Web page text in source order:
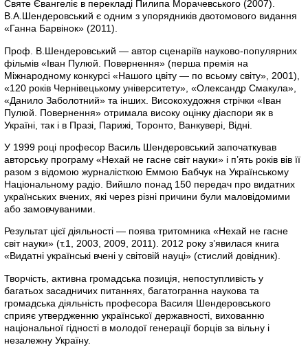
Святе Євангеліє в перекладі Пилипа Морачевського (2007).
В.А.Шендеровський є одним з упорядників двотомового видання
«Ганна Барвінок» (2011).
Проф. В.Шендеровський — автор сценаріїв науково-популярних
фільмів «Іван Пулюй. Повернення» (перша премія на
Міжнародному конкурсі «Нашого цвіту — по всьому світу», 2001),
«120 років Чернівецькому університету», «Олександр Смакула»,
«Данило Заболотний» та інших. Високохудожня стрічки «Іван
Пулюй. Повернення» отримала високу оцінку діаспори як в
Україні, так і в Празі, Парижі, Торонто, Ванкувері, Відні.
У 1999 році професор Василь Шендеровський започаткував
авторську програму «Нехай не гасне світ науки» і п’ять років вів її
разом з відомою журналісткою Еммою Бабчук на Українському
Національному радіо. Вийшло понад 150 передач про видатних
українських вчених, які через різні причини були маловідомими
або замовчуваними.
Результат цієї діяльності — поява тритомника «Нехай не гасне
світ науки» (т.1, 2003, 2009, 2011). 2012 року з’явилася книга
«Видатні українські вчені у світовій науці» (стислий довідник).
Творчість, активна громадська позиція, непоступливість у
багатьох засадничих питаннях, багатогранна наукова та
громадська діяльність професора Василя Шендеровського
сприяє утвердженню української державності, вихованню
національної гідності в молодої генерації борців за вільну і
незалежну Україну.